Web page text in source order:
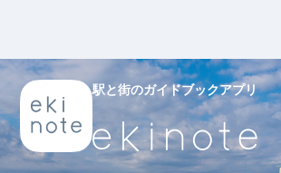
駅と街のガイドブックアプリ